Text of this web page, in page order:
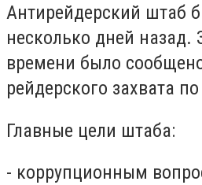
Антирейдерский штаб
несколько дней
времени было
рейдерского захвата
Главные цели штаба:
- коррупционным